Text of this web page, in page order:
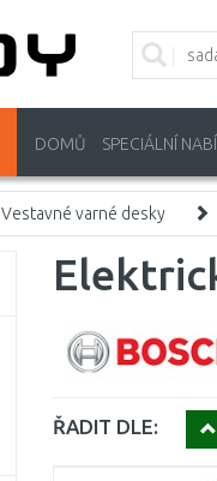
DOMŮ SPECIÁLNÍ
Vestavné varné desky
ŘADIT DLE: